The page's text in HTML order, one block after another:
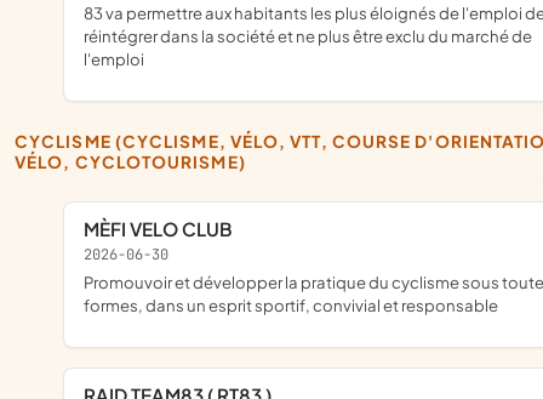
83 va permettre aux habitants les plus éloignés de l'emploi
réintégrer dans la société et ne plus être exclu du marché de
l'emploi
CYCLISME (CYCLISME, VÉLO, VTT, COURSE D'ORIENTATION À
VÉLO, CYCLOTOURISME)
MÈFI VELO CLUB
2026-06-30
promouvoir et développer la pratique du cyclisme sous toutes ses
formes, dans un esprit sportif, convivial et responsable